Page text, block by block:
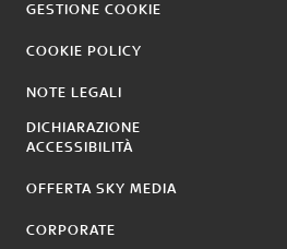
GESTIONE COOKIE
COOKIE POLICY
NOTE LEGALI
DICHIARAZIONE
ACCESSIBILITÀ
OFFERTA SKY MEDIA
CORPORATE